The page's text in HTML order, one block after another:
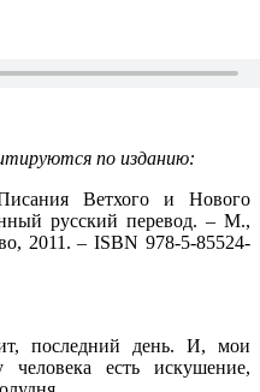
по изданию:
Ветхого и Нового
русский перевод. – М.,
2011. – ISBN 978-5-85524-
последний день. И, мои
есть искушение,